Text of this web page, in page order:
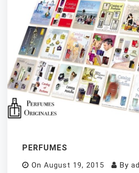
PERFUMES
On August 19, 2015 By